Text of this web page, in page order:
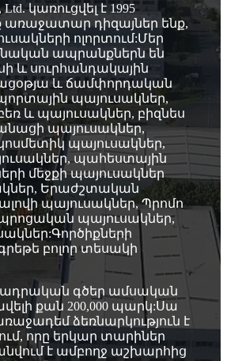
Ltd. կառուցվել է 1995
առաջատար դիզայներ ենք,
ոլորտում:Մեր
ապրանքներն են
և սուրհանդակային
և ճամփորդական
պայուսակներ,
և պայուսակներ, բիզնես
պայուսակներ,
պայուսակներ,
պահեստային
մեջքի պայուսակներ
Երաժշտական
պայուսակներ, Պրոմո
պայուսակներ,
բոլոր տեսակի
գծեր ամսական
քան 200,000 պարկ:Սա
ձեռնարկություն է
որը երկար տարիներ
է ամբողջ աշխարհից